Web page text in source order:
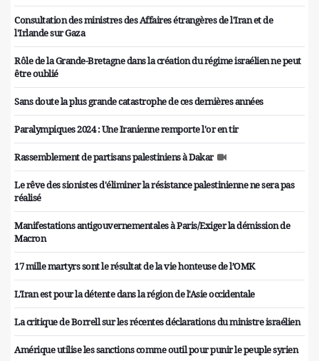
Consultation des ministres des Affaires étrangères de l'Iran et de
l'Irlande sur Gaza
Rôle de la Grande-Bretagne dans la création du régime israélien ne peut
être oublié
Sans doute la plus grande catastrophe de ces dernières années
Paralympiques 2024 : Une Iranienne remporte l'or en tir
Rassemblement de partisans palestiniens à Dakar
Le rêve des sionistes d'éliminer la résistance palestinienne ne sera pas
réalisé
Manifestations antigouvernementales à Paris/Exiger la démission de
Macron
17 mille martyrs sont le résultat de la vie honteuse de l’OMK
L'Iran est pour la détente dans la région de l'Asie occidentale
La critique de Borrell sur les récentes déclarations du ministre israélien
Amérique utilise les sanctions comme outil pour punir le peuple syrien